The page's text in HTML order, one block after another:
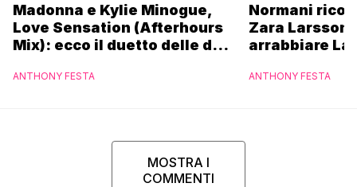
Madonna e Kylie Minogue,
Love Sensation (Afterhours
Mix): ecco il duetto delle due
ANTHONY FESTA
Normani
Zara Larsson
arrabbiare
ANTHONY FESTA
MOSTRA I
COMMENTI